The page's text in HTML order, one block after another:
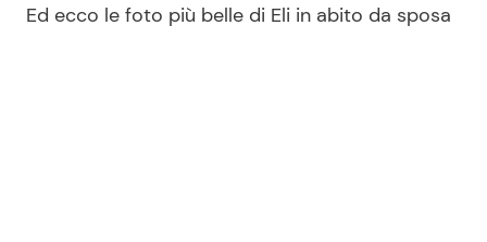
Ed ecco le foto più belle di Eli in abito da sposa